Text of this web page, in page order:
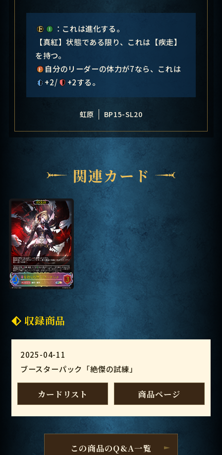
：これは進化する。
【真紅】状態である限り、これは【疾走】
を持つ。
自分のリーダーの体力が7なら、これは
+2/
+2する。
虹原 BP15-SL20
関連カード
収録商品
2025-04-11
ブースターパック「絶傑の試練」
カードリスト 商品ページ
この商品のQ&A一覧